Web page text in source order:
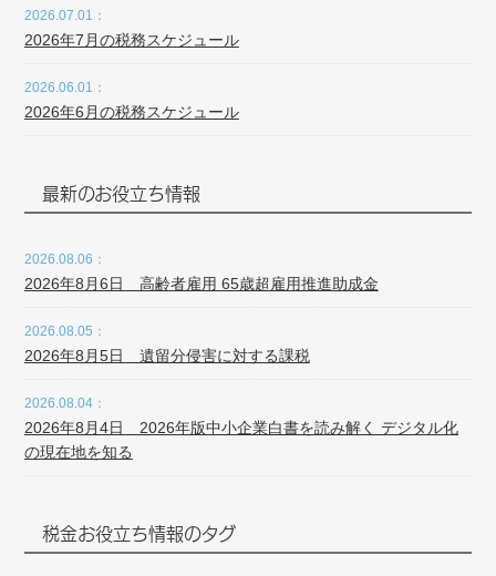
2026.07.01：
2026年7月の税務スケジュール
2026.06.01：
2026年6月の税務スケジュール
最新のお役立ち情報
2026.08.06：
2026年8月6日 高齢者雇用 65歳超雇用推進助成金
2026.08.05：
2026年8月5日 遺留分侵害に対する課税
2026.08.04：
2026年8月4日 2026年版中小企業白書を読み解く デジタル化
の現在地を知る
税金お役立ち情報のタグ